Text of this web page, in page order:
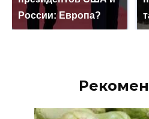
России: Европа?